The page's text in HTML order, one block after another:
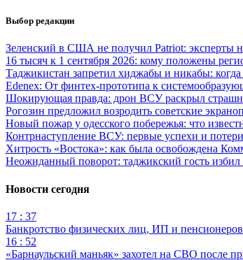
Выбор редакции
Зеленский в США не получил Patriot: эксперты
16 тысяч к 1 сентября 2026: кому положены
Таджикистан запретил хиджабы и никабы:
Edenex: От финтех-прототипа к
Шокирующая правда: дрон ВСУ раскрыл
Рогозин предложил возродить советские
Новый пожар у одесского побережья: что
Контрнаступление ВСУ: первые успехи и
Хитрость «Востока»: как была освобождена
Неожиданный поворот: таджикский гость избил
Новости сегодня
17 : 37
Банкротство физических лиц, ИП и
16 : 52
«Барнаульский маньяк» захотел на СВО после